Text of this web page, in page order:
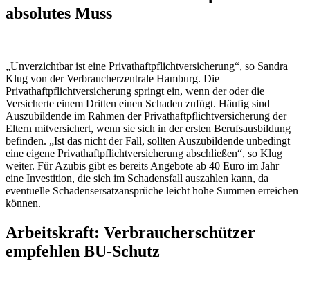
absolutes Muss
„Unverzichtbar ist eine Privathaftpflichtversicherung“, so Sandra
Klug von der Verbraucherzentrale Hamburg. Die
Privathaftpflichtversicherung springt ein, wenn der oder die
Versicherte einem Dritten einen Schaden zufügt. Häufig sind
Auszubildende im Rahmen der Privathaftpflichtversicherung der
Eltern mitversichert, wenn sie sich in der ersten Berufsausbildung
befinden. „Ist das nicht der Fall, sollten Auszubildende unbedingt
eine eigene Privathaftpflichtversicherung abschließen“, so Klug
weiter. Für Azubis gibt es bereits Angebote ab 40 Euro im Jahr –
eine Investition, die sich im Schadensfall auszahlen kann, da
eventuelle Schadensersatzansprüche leicht hohe Summen erreichen
können.
Arbeitskraft: Verbraucherschützer
empfehlen BU-Schutz